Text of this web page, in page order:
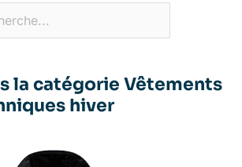
la catégorie Vêtements
hiver